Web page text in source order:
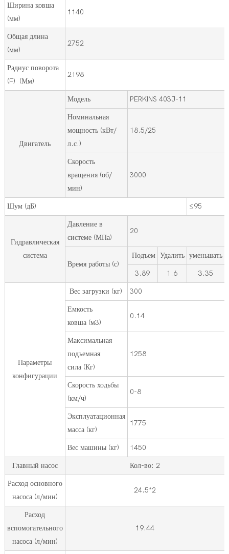
Ширина ковша
(мм)
1140
Общая длина
(мм)
2752
Радиус поворота
(F) (Мм)
2198
Двигатель
Модель PERKINS 403J-11
Номинальная
мощность (кВт/
л.с.)
18.5/25
Скорость
вращения (об/
мин)
3000
Шум (дБ) ≤95
Гидравлическая
система
Давление в
системе (МПа)
20
Время работы (с)
Подъем Удалить уменьшать
3.89 1.6 3.35
Параметры
конфигурации
Вес загрузки (кг) 300
Емкость
ковша (м3)
0.14
Максимальная
подъемная
сила (Кг)
1258
Скорость ходьбы
(км/ч)
0-8
Эксплуатационная
масса (кг)
1775
Вес машины (кг) 1450
Главный насос Кол-во: 2
Расход основного
насоса (л/мин)
24.5*2
Расход
вспомогательного
насоса (л/мин)
19.44